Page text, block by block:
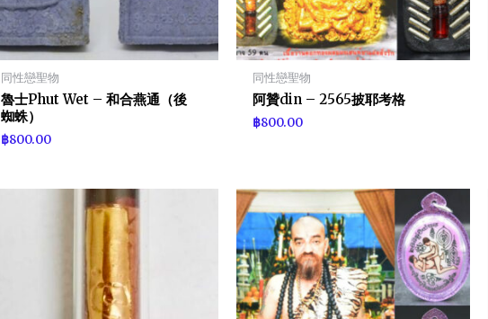
同性戀聖物
魯士Phut Wet – 和合燕通（後
蜘蛛）
฿800.00
同性戀聖物
阿贊din – 2565披耶考格
฿800.00